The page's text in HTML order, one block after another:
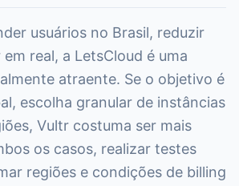
usuários no Brasil, reduzir
real, a LetsCloud é uma
atraente. Se o objetivo é
escolha granular de instâncias
Vultr costuma ser mais
os casos, realizar testes
regiões e condições de billing